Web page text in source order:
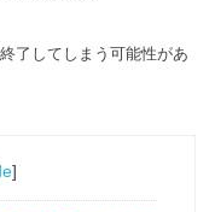
了してしまう可能性があ
]